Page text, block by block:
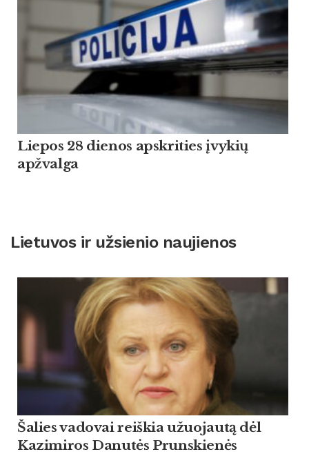
Liepos 28 dienos apskrities įvykių
apžvalga
Lietuvos ir užsienio naujienos
Šalies vadovai reiškia užuojautą dėl
Kazimiros Danutės Prunskienės